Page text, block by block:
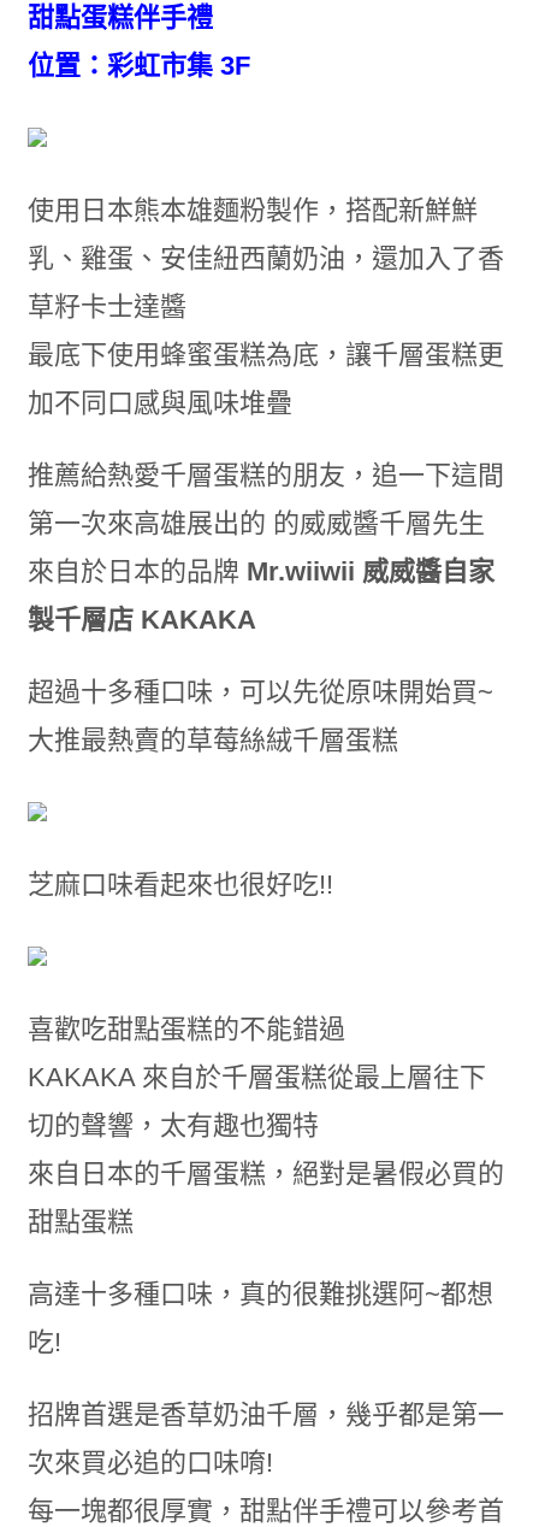
甜點蛋糕伴手禮
位置：彩虹市集 3F
使用日本熊本雄麵粉製作，搭配新鮮鮮
乳、雞蛋、安佳紐西蘭奶油，還加入了香
草籽卡士達醬
最底下使用蜂蜜蛋糕為底，讓千層蛋糕更
加不同口感與風味堆疊
推薦給熱愛千層蛋糕的朋友，追一下這間
第一次來高雄展出的 的威威醬千層先生
來自於日本的品牌 Mr.wiiwii 威威醬自家
製千層店 KAKAKA
超過十多種口味，可以先從原味開始買~
大推最熱賣的草莓絲絨千層蛋糕
芝麻口味看起來也很好吃!!
喜歡吃甜點蛋糕的不能錯過
KAKAKA 來自於千層蛋糕從最上層往下
切的聲響，太有趣也獨特
來自日本的千層蛋糕，絕對是暑假必買的
甜點蛋糕
高達十多種口味，真的很難挑選阿~都想
吃!
招牌首選是香草奶油千層，幾乎都是第一
次來買必追的口味唷!
每一塊都很厚實，甜點伴手禮可以參考首